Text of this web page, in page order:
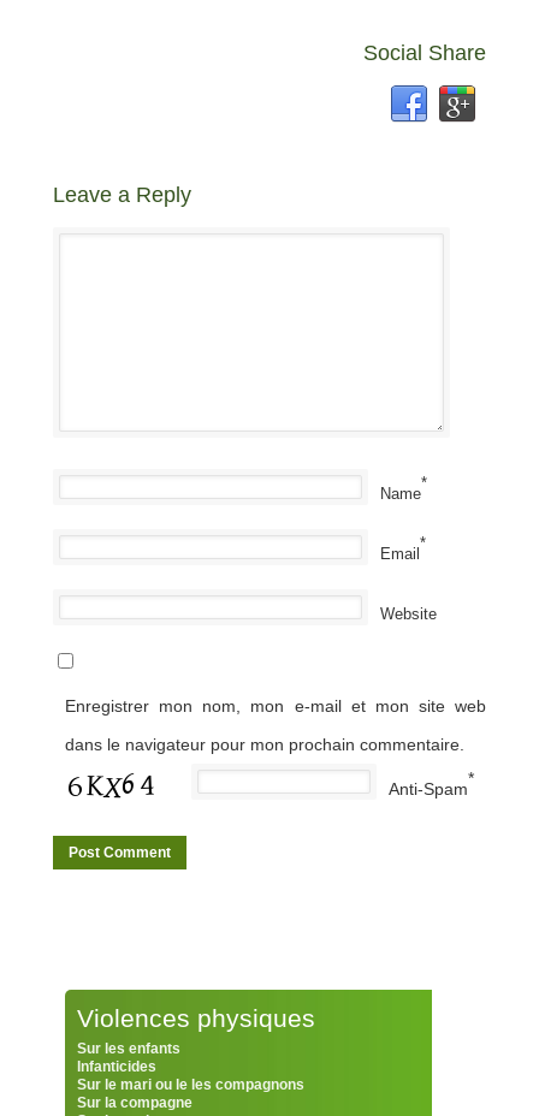
Social Share
Leave a Reply
Name
*
Email
*
Website
Enregistrer mon nom, mon e-mail et mon site web
dans le navigateur pour mon prochain commentaire.
Anti-Spam
*
Violences physiques
Sur les enfants
Infanticides
Sur le mari ou le les compagnons
Sur la compagne